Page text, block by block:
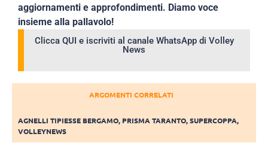
aggiornamenti e approfondimenti. Diamo voce
insieme alla pallavolo!
Clicca QUI e iscriviti al canale WhatsApp di Volley
News
ARGOMENTI CORRELATI
AGNELLI TIPIESSE BERGAMO, PRISMA TARANTO,SUPERCOPPA,
VOLLEYNEWS